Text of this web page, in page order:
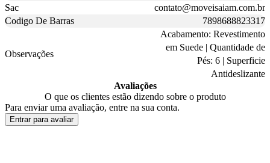
Sac
contato@moveisaiam.com.br
Codigo De Barras
7898688823317
Observações
Acabamento: Revestimento
em Suede | Quantidade de
Pés: 6 | Superficie
Antideslizante
Avaliações
O que os clientes estão dizendo sobre o produto
Para enviar uma avaliação, entre na sua conta.
Entrar para avaliar